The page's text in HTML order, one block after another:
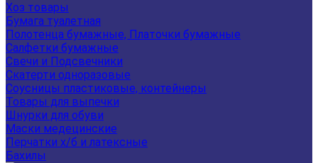
Хоз товары
Бумага туалетная
Полотенца бумажные, Платочки бумажные
Салфетки бумажные
Свечи и Подсвечники
Скатерти одноразовые
Соусницы пластиковые, контейнеры
Товары для выпечки
Шнурки для обуви
Маски медецинские
Перчатки х/б и латексные
Бахилы